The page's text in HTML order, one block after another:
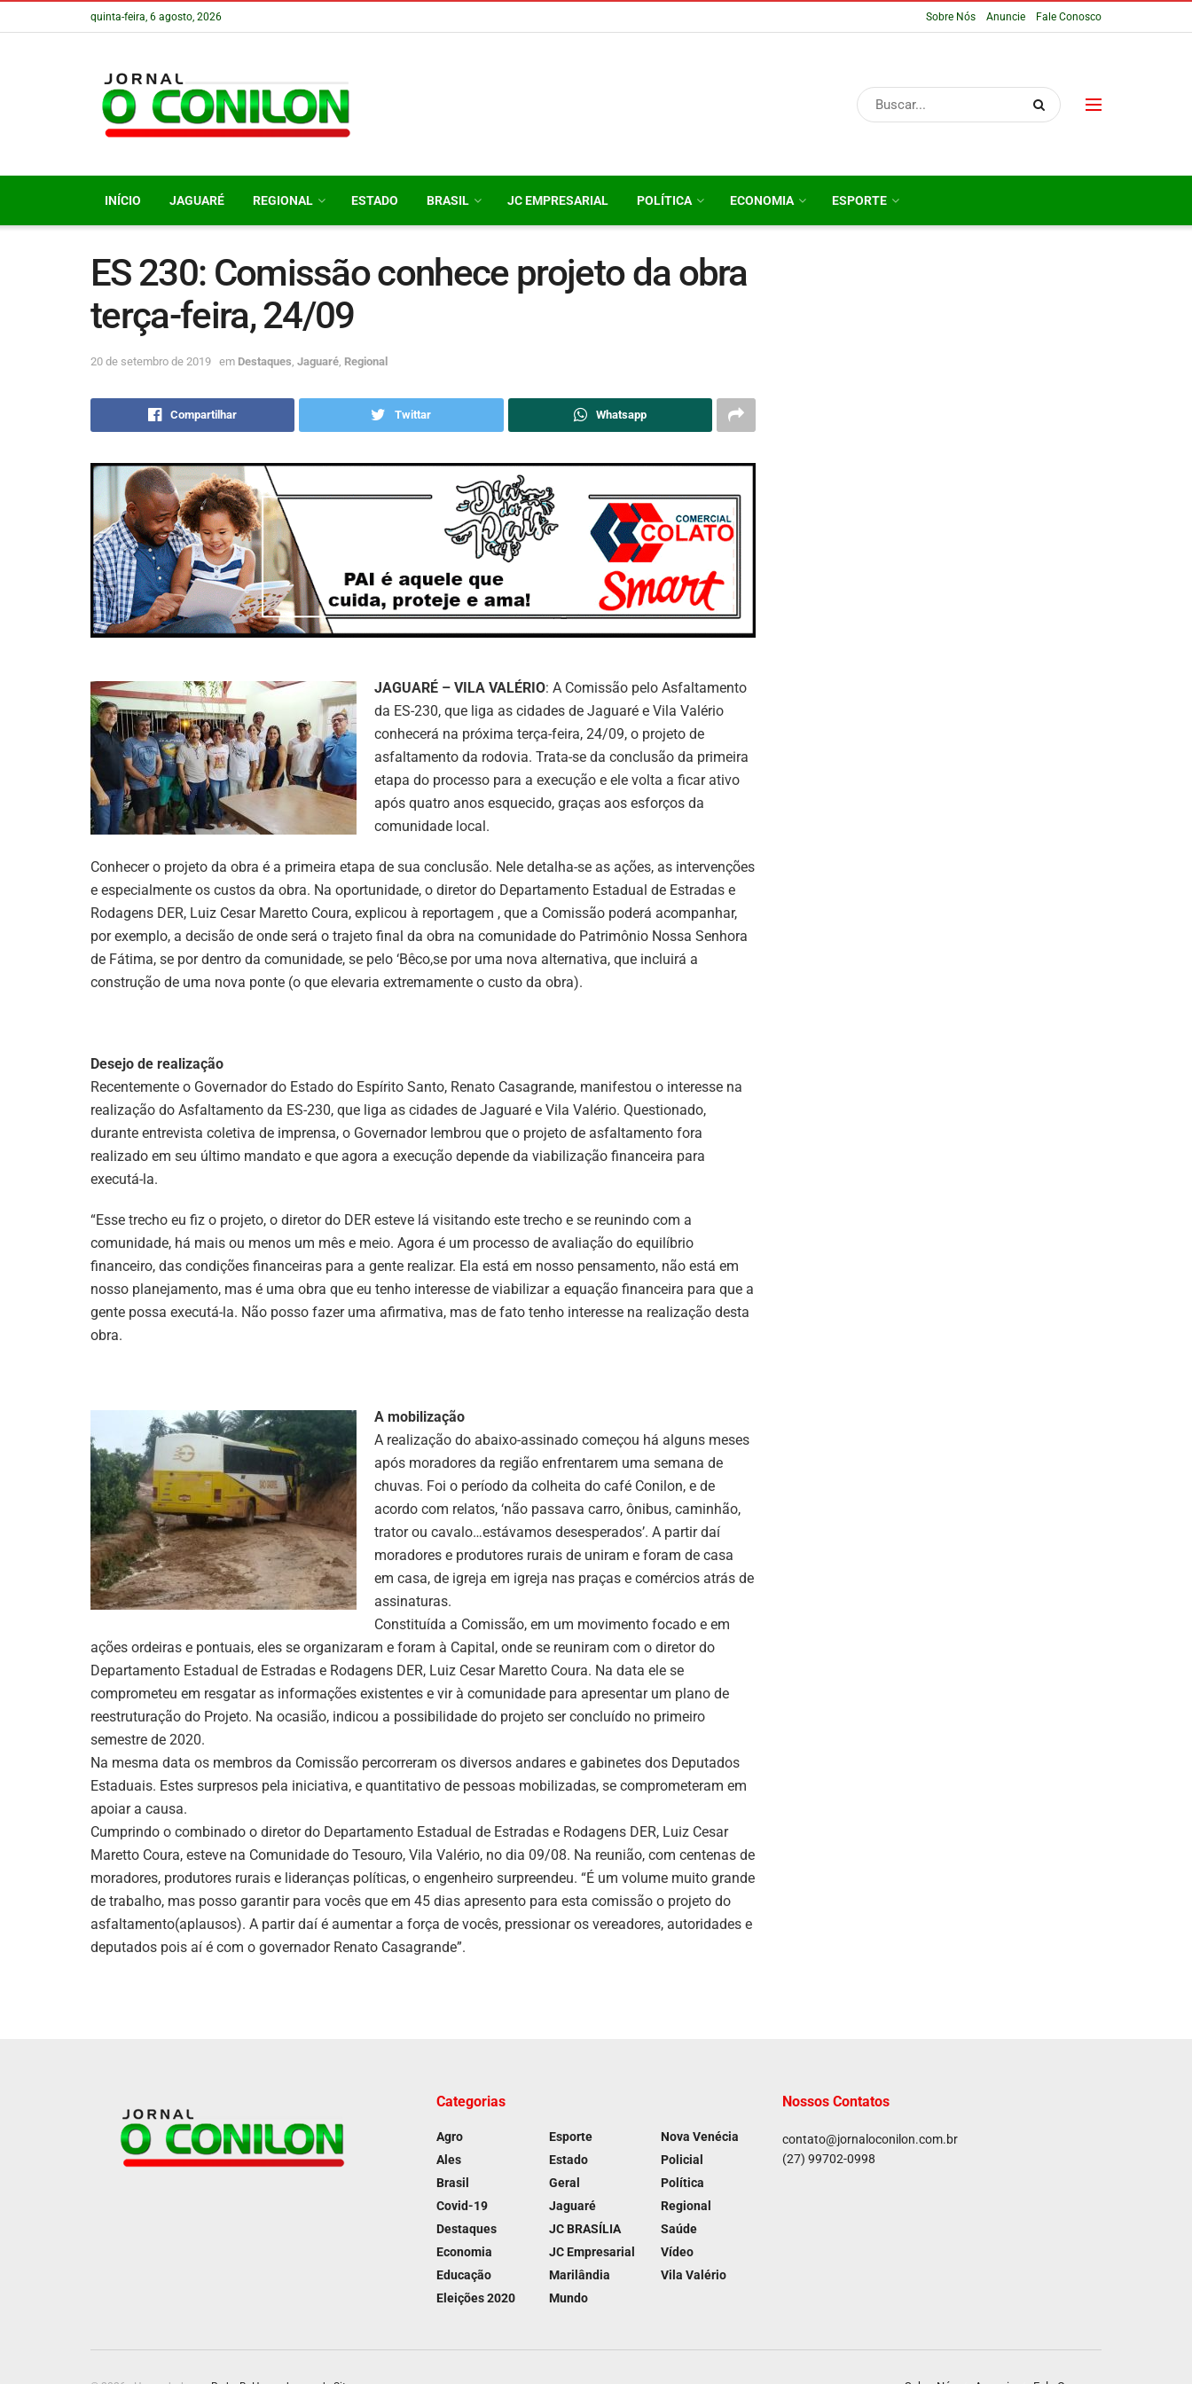
quinta-feira, 6 agosto, 2026 Sobre Nós Anuncie Fale Conosco
INÍCIO JAGUARÉ REGIONAL ESTADO BRASIL JC EMPRESARIAL POLÍTICA ECONOMIA ESPORTE
ES 230: Comissão conhece projeto da obra
terça-feira, 24/09
20 de setembro de 2019 em Destaques Jaguaré Regional
Compartilhar Twittar Whatsapp
JAGUARÉ – VILA VALÉRIO: A Comissão pelo Asfaltamento
da ES-230, que liga as cidades de Jaguaré e Vila Valério
conhecerá na próxima terça-feira, 24/09, o projeto de
asfaltamento da rodovia. Trata-se da conclusão da primeira
etapa do processo para a execução e ele volta a ficar ativo
após quatro anos esquecido, graças aos esforços da
comunidade local.
Conhecer o projeto da obra é a primeira etapa de sua conclusão. Nele detalha-se as ações, as intervenções
e especialmente os custos da obra. Na oportunidade, o diretor do Departamento Estadual de Estradas e
Rodagens DER, Luiz Cesar Maretto Coura, explicou à reportagem , que a Comissão poderá acompanhar,
por exemplo, a decisão de onde será o trajeto final da obra na comunidade do Patrimônio Nossa Senhora
de Fátima, se por dentro da comunidade, se pelo ‘Bêco,se por uma nova alternativa, que incluirá a
construção de uma nova ponte (o que elevaria extremamente o custo da obra).
Desejo de realização
Recentemente o Governador do Estado do Espírito Santo, Renato Casagrande, manifestou o interesse na
realização do Asfaltamento da ES-230, que liga as cidades de Jaguaré e Vila Valério. Questionado,
durante entrevista coletiva de imprensa, o Governador lembrou que o projeto de asfaltamento fora
realizado em seu último mandato e que agora a execução depende da viabilização financeira para
executá-la.
“Esse trecho eu fiz o projeto, o diretor do DER esteve lá visitando este trecho e se reunindo com a
comunidade, há mais ou menos um mês e meio. Agora é um processo de avaliação do equilíbrio
financeiro, das condições financeiras para a gente realizar. Ela está em nosso pensamento, não está em
nosso planejamento, mas é uma obra que eu tenho interesse de viabilizar a equação financeira para que a
gente possa executá-la. Não posso fazer uma afirmativa, mas de fato tenho interesse na realização desta
obra.
A mobilização
A realização do abaixo-assinado começou há alguns meses
após moradores da região enfrentarem uma semana de
chuvas. Foi o período da colheita do café Conilon, e de
acordo com relatos, ‘não passava carro, ônibus, caminhão,
trator ou cavalo…estávamos desesperados’. A partir daí
moradores e produtores rurais de uniram e foram de casa
em casa, de igreja em igreja nas praças e comércios atrás de
assinaturas.
Constituída a Comissão, em um movimento focado e em
ações ordeiras e pontuais, eles se organizaram e foram à Capital, onde se reuniram com o diretor do
Departamento Estadual de Estradas e Rodagens DER, Luiz Cesar Maretto Coura. Na data ele se
comprometeu em resgatar as informações existentes e vir à comunidade para apresentar um plano de
reestruturação do Projeto. Na ocasião, indicou a possibilidade do projeto ser concluído no primeiro
semestre de 2020.
Na mesma data os membros da Comissão percorreram os diversos andares e gabinetes dos Deputados
Estaduais. Estes surpresos pela iniciativa, e quantitativo de pessoas mobilizadas, se comprometeram em
apoiar a causa.
Cumprindo o combinado o diretor do Departamento Estadual de Estradas e Rodagens DER, Luiz Cesar
Maretto Coura, esteve na Comunidade do Tesouro, Vila Valério, no dia 09/08. Na reunião, com centenas de
moradores, produtores rurais e lideranças políticas, o engenheiro surpreendeu. “É um volume muito grande
de trabalho, mas posso garantir para vocês que em 45 dias apresento para esta comissão o projeto do
asfaltamento(aplausos). A partir daí é aumentar a força de vocês, pressionar os vereadores, autoridades e
deputados pois aí é com o governador Renato Casagrande”.
Categorias
Agro
Ales
Brasil
Covid-19
Destaques
Economia
Educação
Eleições 2020
Esporte
Estado
Geral
Jaguaré
JC BRASÍLIA
JC Empresarial
Marilândia
Mundo
Nova Venécia
Policial
Política
Regional
Saúde
Vídeo
Vila Valério
Nossos Contatos
contato@jornaloconilon.com.br
(27) 99702-0998